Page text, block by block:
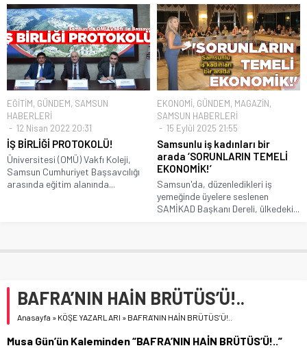
EĞİTİM, GÜNDEM, SAMSUN
HABERLERİ
12 Nisan 2022 20:31
İŞ BİRLİĞİ PROTOKOLÜ!
Üniversitesi (OMÜ) Vakfı Koleji,
Samsun Cumhuriyet Başsavcılığı
arasında eğitim alanında...
EKONOMİ, GÜNDEM, MAGAZİN,
SAMSUN HABERLERİ
15 Eylül 2025 21:55
Samsunlu iş kadınları bir
arada ‘SORUNLARIN TEMELİ
EKONOMİK!’
Samsun'da, düzenledikleri iş
yemeğinde üyelere seslenen
SAMİKAD Başkanı Dereli, ülkedeki...
BAFRA’NIN HAİN BRÜTÜS’Ü!..
Anasayfa » KÖŞE YAZARLARI » BAFRA’NIN HAİN BRÜTÜS’Ü!..
Musa Gün’ün Kaleminden “BAFRA’NIN HAİN BRÜTÜS’Ü!..”